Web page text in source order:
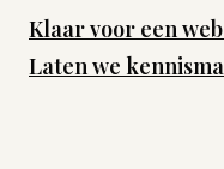
Klaar voor een
Laten we